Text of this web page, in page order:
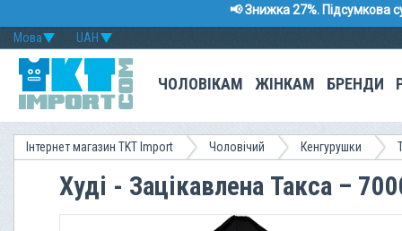
📢 Знижка 27%. Підсумкова
UAH
Мова
ЧОЛОВІКАМ ЖІНКАМ БРЕНДИ
Інтернет магазин TKT Import Чоловічий Кенгурушки
Худі - Зацікавлена Такса –